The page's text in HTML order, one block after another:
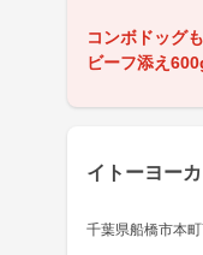
コンボドッグ
ビーフ添え
イトーヨー
千葉県船橋市本町